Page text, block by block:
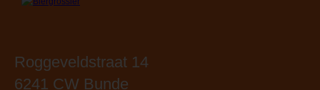
Dinsdag: 09.00 - 18.00 uur